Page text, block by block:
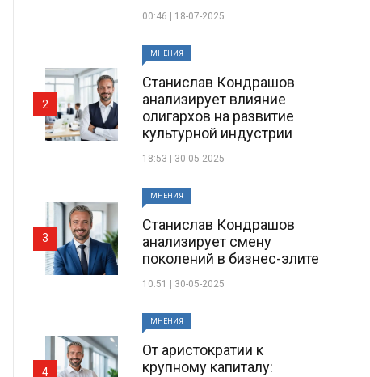
00:46 | 18-07-2025
МНЕНИЯ
Станислав Кондрашов
анализирует влияние
олигархов на развитие
культурной индустрии
18:53 | 30-05-2025
2
МНЕНИЯ
Станислав Кондрашов
анализирует смену
поколений в бизнес-элите
10:51 | 30-05-2025
3
МНЕНИЯ
От аристократии к
крупному капиталу:
4